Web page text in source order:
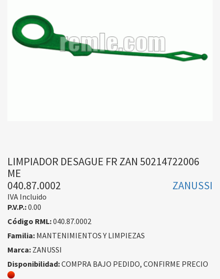
LIMPIADOR DESAGUE FR ZAN 50214722006
ME
040.87.0002
ZANUSSI
IVA Incluido
P.V.P.:0.00
Código RML:040.87.0002
Familia: MANTENIMIENTOS Y LIMPIEZAS
Marca: ZANUSSI
Disponibilidad:COMPRA BAJO PEDIDO, CONFIRME PRECIO